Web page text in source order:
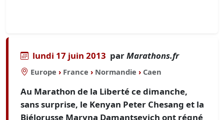
lundi 17 juin 2013 parMarathons.fr
Europe › France › Normandie › Caen
Au Marathon de la Liberté ce dimanche,
sans surprise, le Kenyan Peter Chesang et la
Biélorusse Maryna Damantsevich ont régné